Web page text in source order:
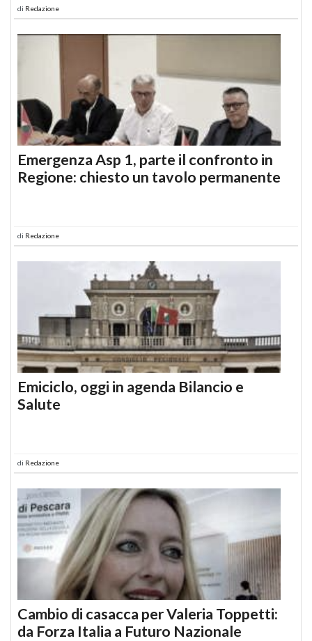
di Redazione
Emergenza Asp 1, parte il confronto in
Regione: chiesto un tavolo permanente
di Redazione
Emiciclo, oggi in agenda Bilancio e
Salute
di Redazione
Cambio di casacca per Valeria Toppetti:
da Forza Italia a Futuro Nazionale